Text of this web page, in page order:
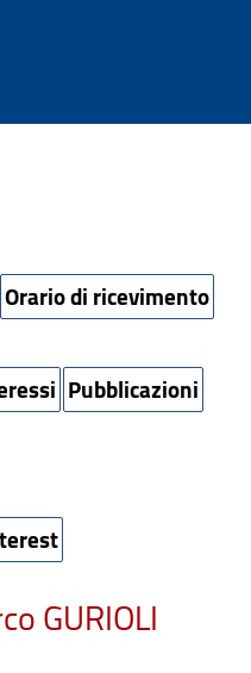
Orario di ricevimento
Pubblicazioni
GURIOLI